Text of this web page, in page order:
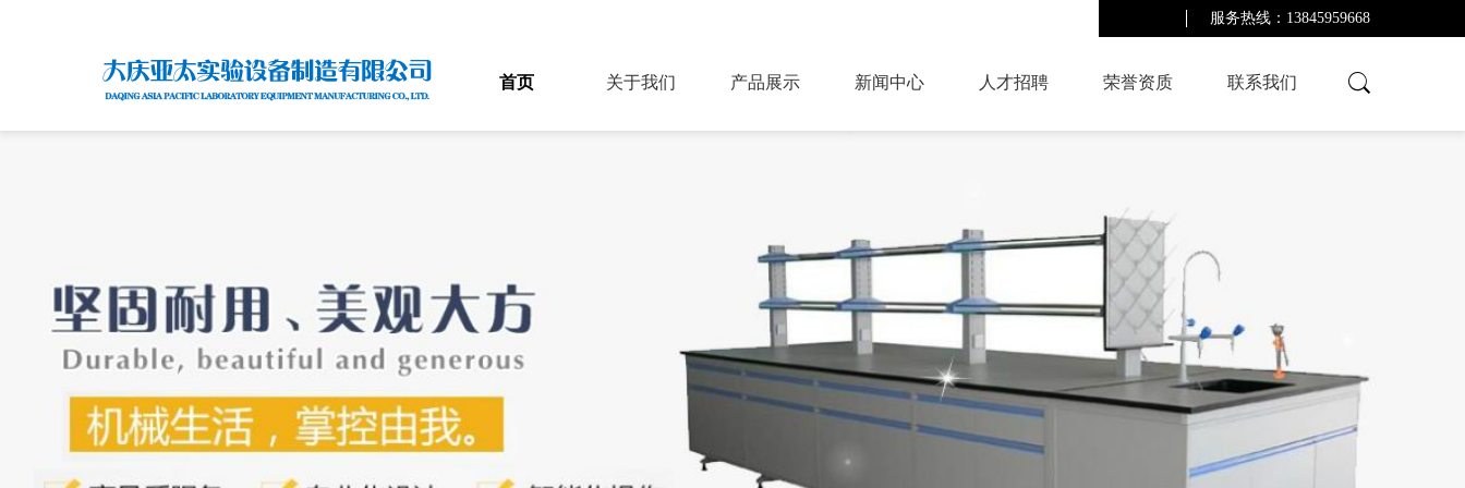
服务热线：13845959668
首页 关于我们 产品展示 新闻中心 人才招聘 荣誉资质 联系我们